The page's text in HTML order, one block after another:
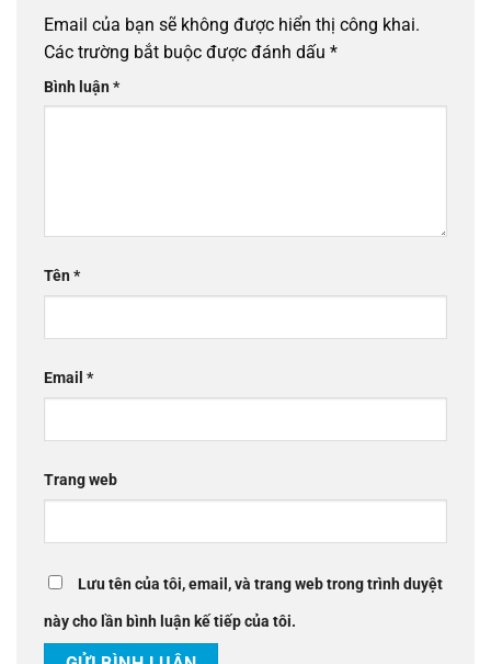
Email của bạn sẽ không được hiển thị công khai.
Các trường bắt buộc được đánh dấu *
Bình luận*
Tên*
Email *
Trang web
Lưu tên của tôi, email, và trang web trong trình duyệt
này cho lần bình luận kế tiếp của tôi.